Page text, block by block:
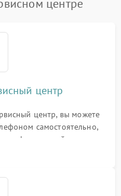
центре
центр
центр, вы можете
самостоятельно,
на сайте